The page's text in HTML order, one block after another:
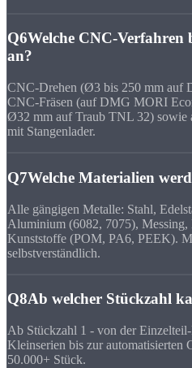
Q6Welche CNC-
an?
CNC-Drehen (Ø3 bis 250 mm
CNC-Fräsen (auf DMG MORI
Ø32 mm auf Traub TNL 32) sowie
mit Stangenlader.
Q7Welche Materialien
Alle gängigen Metalle: Stahl,
Aluminium (6082, 7075), Messing,
Kunststoffe (POM, PA6, PEEK).
selbstverständlich.
Q8Ab welcher Stückzahl
Ab Stückzahl 1 - von der
Kleinserien bis zur automatisierten
50.000+ Stück.